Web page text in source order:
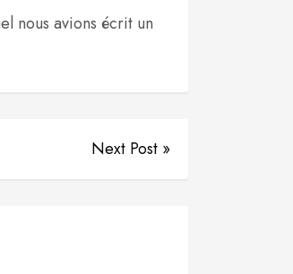
nous avions écrit un
Next Post »